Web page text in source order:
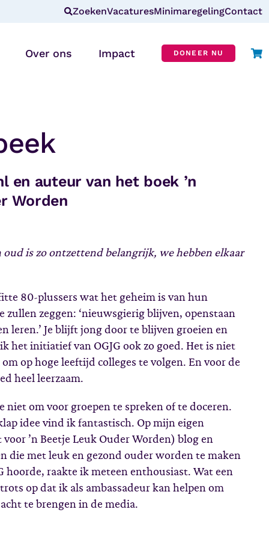
ZoekenVacaturesMinimaregelingContact
Over ons
Missie & visie
ANBI
CBF-erkenning
In de media
Impact DONEER NU
en auteur van het boek ’n
Worden
oud is zo ontzettend belangrijk, we hebben elkaar
80-plussers wat het geheim is van hun
zullen zeggen: ‘nieuwsgierig blijven, openstaan
leren.’ Je blijft jong door te blijven groeien en
het initiatief van OGJG ook zo goed. Het is niet
op hoge leeftijd colleges te volgen. En voor de
heel leerzaam.
niet om voor groepen te spreken of te doceren.
idee vind ik fantastisch. Op mijn eigen
’n Beetje Leuk Ouder Worden) blog en
die met leuk en gezond ouder worden te maken
hoorde, raakte ik meteen enthousiast. Wat een
op dat ik als ambassadeur kan helpen om
te brengen in de media.